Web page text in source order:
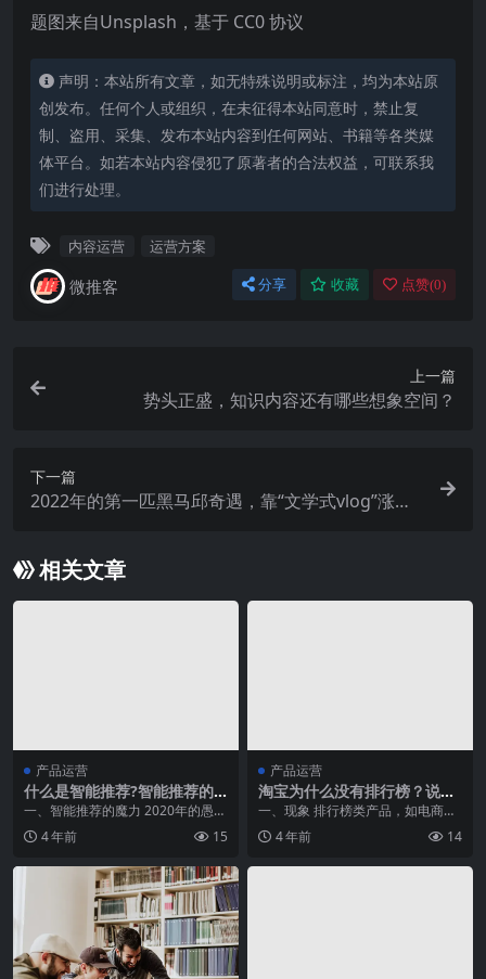
题图来自Unsplash，基于 CC0 协议
声明：本站所有文章，如无特殊说明或标注，均为本站原
创发布。任何个人或组织，在未征得本站同意时，禁止复
制、盗用、采集、发布本站内容到任何网站、书籍等各类媒
体平台。如若本站内容侵犯了原著者的合法权益，可联系我
们进行处理。
内容运营 运营方案
微推客 分享 收藏 点赞(0)
上一篇
势头正盛，知识内容还有哪些想象空间？
下一篇
2022年的第一匹黑马邱奇遇，靠“文学式vlog”涨粉5
相关文章
产品运营
什么是智能推荐?智能推荐的
原理是什么？
一、智能推荐的魔力 2020年的愚人
节晚间，罗永浩在抖音带货，相信
你也被刷屏了吧...
4 年前 15
产品运营
淘宝为什么没有排行榜？说说
电商排行榜的价值与产品设计
方法
一、现象 排行榜类产品，如电商中
的畅销榜，大家一定很熟悉。打开
京东app，能看到...
4 年前 14